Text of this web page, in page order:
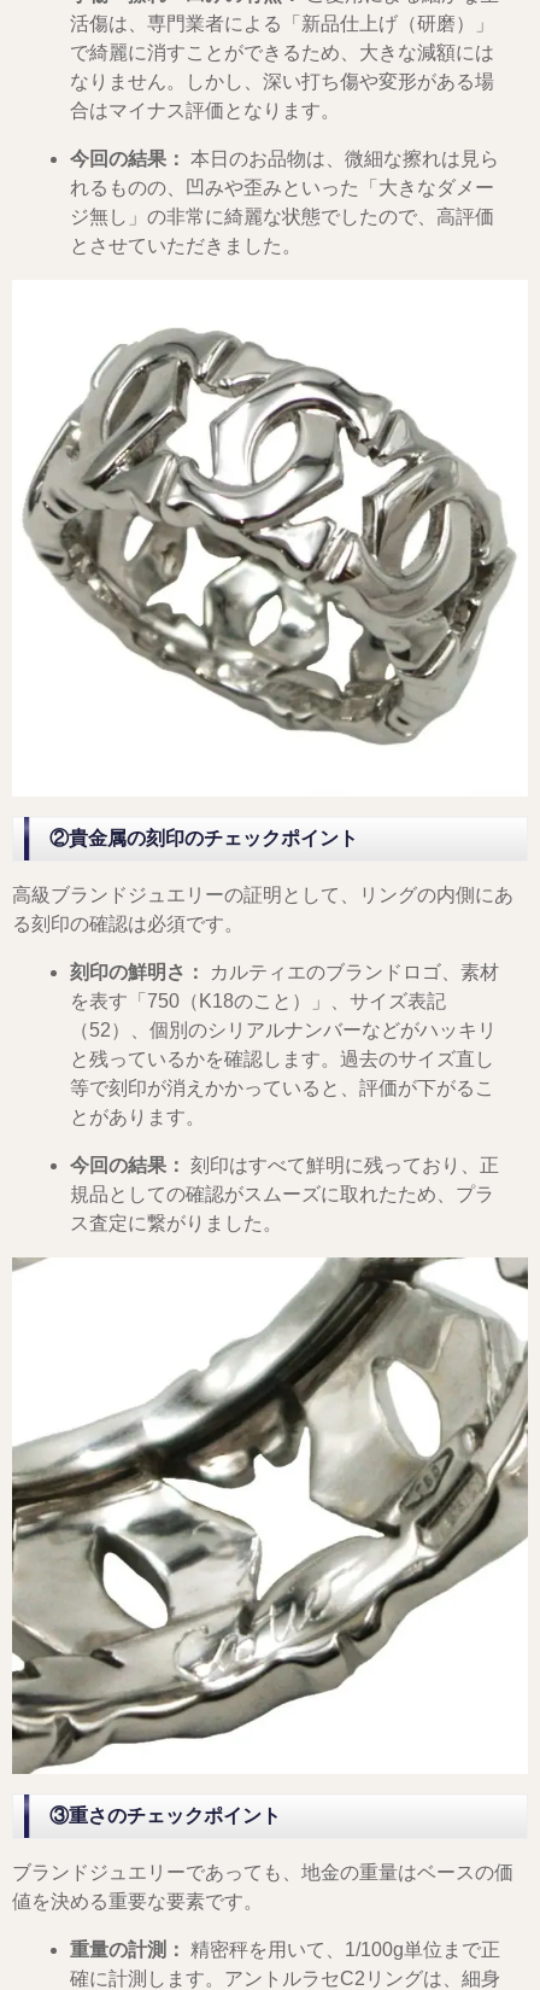
活傷は、専門業者による「新品仕上げ（研磨）」
で綺麗に消すことができるため、大きな減額には
なりません。しかし、深い打ち傷や変形がある場
合はマイナス評価となります。
今回の結果： 本日のお品物は、微細な擦れは見ら
れるものの、凹みや歪みといった「大きなダメー
ジ無し」の非常に綺麗な状態でしたので、高評価
とさせていただきました。
②貴金属の刻印のチェックポイント
高級ブランドジュエリーの証明として、リングの内側にあ
る刻印の確認は必須です。
刻印の鮮明さ：
カルティエのブランドロゴ、素材
を表す「750（K18のこと）」、サイズ表記
（52）、個別のシリアルナンバーなどがハッキリ
と残っているかを確認します。過去のサイズ直し
等で刻印が消えかかっていると、評価が下がるこ
とがあります。
今回の結果： 刻印はすべて鮮明に残っており、正
規品としての確認がスムーズに取れたため、プラ
ス査定に繋がりました。
③重さのチェックポイント
ブランドジュエリーであっても、地金の重量はベースの価
値を決める重要な要素です。
重量の計測： 精密秤を用いて、1/100g単位まで正
確に計測します。アントルラセC2リングは、細身